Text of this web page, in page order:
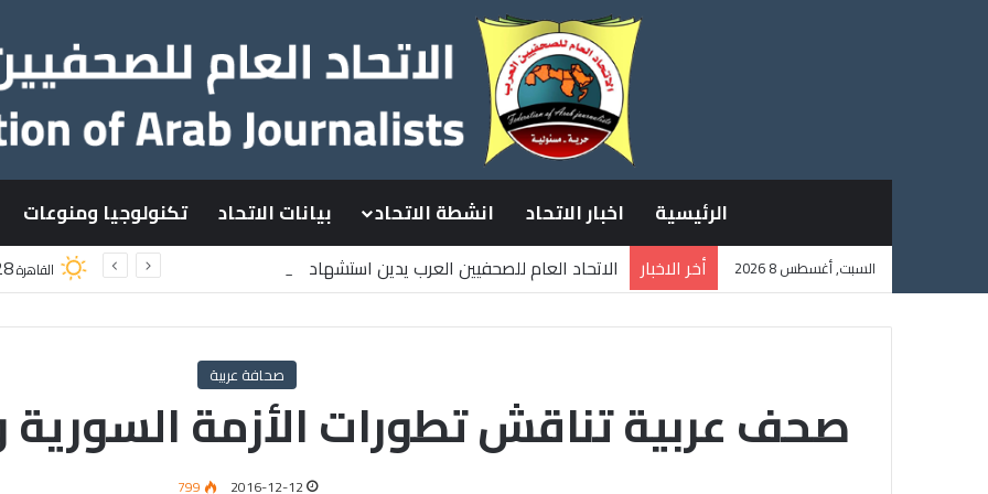
الرئيسية اخبار الاتحاد انشطة الاتحاد بيانات الاتحاد تكنولوجيا ومنوعات
السبت, أغسطس 8 2026 أخر الاخبار
الاتحاد العام للصحفيين العرب يدين استشهاد
القاهرة
صحافة عربية
صحف عربية تناقش تطورات الأزمة السورية
2016-12-12
799